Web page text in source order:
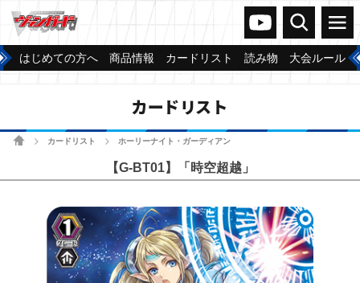
ヴァンガードch
検索 メニュー
はじめての方へ 商品情報 カードリスト 読み物 大会ルール
カードリスト
ホームカードリスト ホーリーナイト・ガーディアン
【G-BT01】「時空超越」